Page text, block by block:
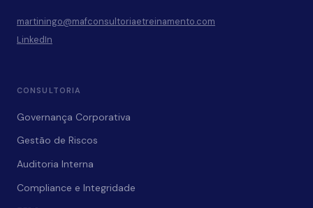
martiningo@mafconsultoriaetreinamento.com
LinkedIn
CONSULTORIA
Governança Corporativa
Gestão de Riscos
Auditoria Interna
Compliance e Integridade